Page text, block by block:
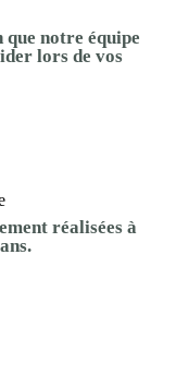
notre équipe
lors de vos
réalisées à